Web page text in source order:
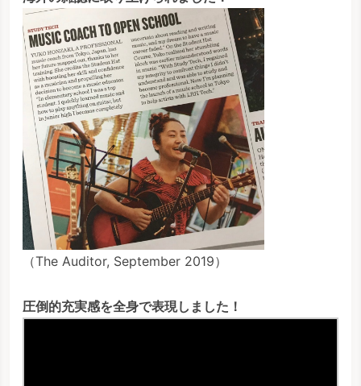
（The Auditor, September 2019）
圧倒的充実感を全身で表現しました！